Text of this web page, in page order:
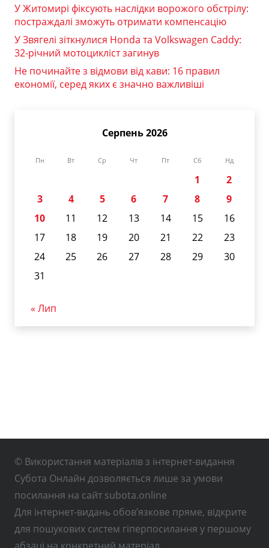
У Житомирі фіксують наслідки ворожого обстрілу:
постраждалі зможуть отримати компенсацію
У Звягелі зіткнулися Honda та Volkswagen Caddy:
32-річний мотоцикліст загинув
Не починайте з відмови від кави: 16 правил
економії, серед яких є значно важливіші
Серпень 2026
Пн Вт Ср Чт Пт Сб Нд
1
2
3
4 5 6 7 8
9
10
11 12 13 14 15
16
17
18 19 20 21 22
23
24
25 26 27 28 29
30
31
« Лип
© Використання матеріалів з інтернет-видання
Субота Онлайн дозволяється лише за умови
посилання на сайт subota.online
Для інтернет-видань обов’язкове пряме, відкрите
для пошукових систем гіперпосилання у першому